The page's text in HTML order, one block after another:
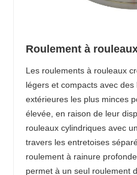
Roulement à
Les roulements à rouleaux
légers et compacts avec
extérieures les plus minces
élevée, en raison de leur
rouleaux cylindriques avec
travers les entretoises
roulement à rainure
permet à un seul roulement